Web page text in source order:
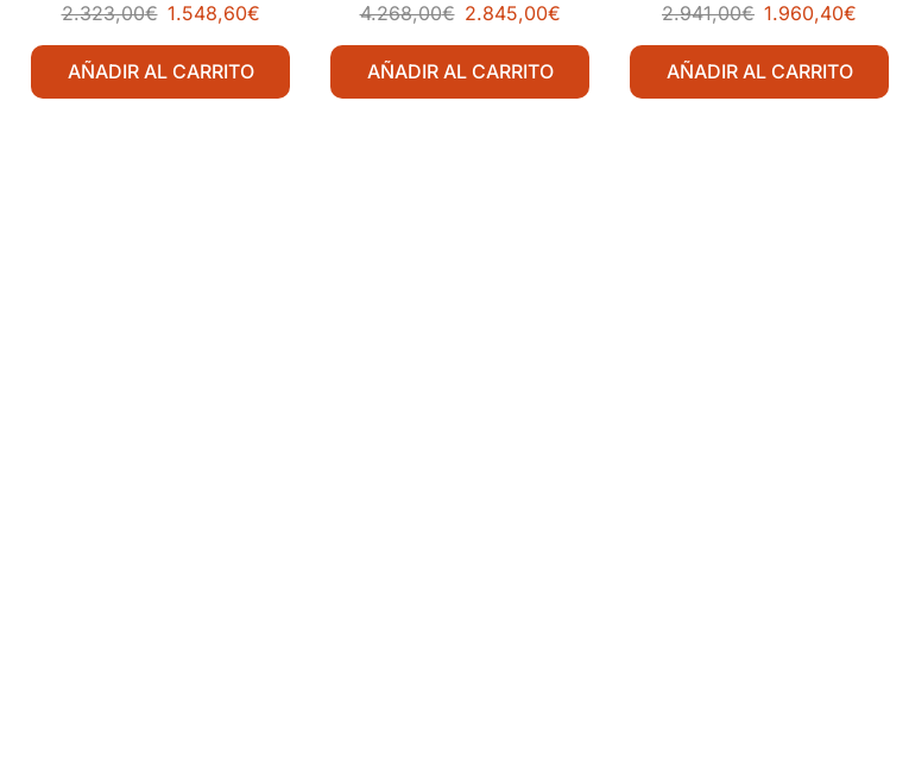
2.323,00€ 1.548,60€
AÑADIR AL CARRITO
4.268,00€ 2.845,00€
AÑADIR AL CARRITO
2.941,00€ 1.960,40€
AÑADIR AL CARRITO